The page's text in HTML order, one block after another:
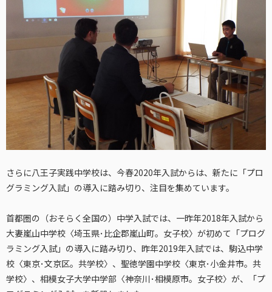
さらに八王子実践中学校は、今春2020年入試からは、新たに「プロ
グラミング入試」の導入に踏み切り、注目を集めています。
首都圏の（おそらく全国の）中学入試では、一昨年2018年入試から
大妻嵐山中学校〈埼玉県･比企郡嵐山町。女子校〉が初めて「プログ
ラミング入試」の導入に踏み切り、昨年2019年入試では、駒込中学
校〈東京･文京区。共学校〉、聖徳学園中学校〈東京･小金井市。共
学校〉、相模女子大学中学部〈神奈川･相模原市。女子校〉が、「プ